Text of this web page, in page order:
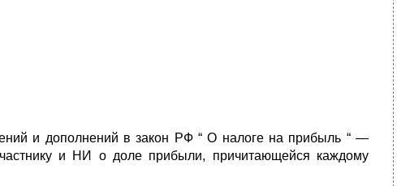
и дополнений в закон РФ “ О налоге на прибыль “ —
и НИ о доле прибыли, причитающейся каждому